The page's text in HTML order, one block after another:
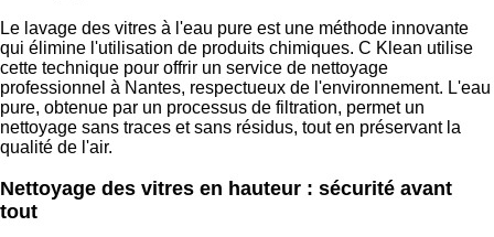
Le lavage des vitres à l'eau pure est une méthode innovante
qui élimine l'utilisation de produits chimiques. C Klean utilise
cette technique pour offrir un service de nettoyage
professionnel à Nantes, respectueux de l'environnement. L'eau
pure, obtenue par un processus de filtration, permet un
nettoyage sans traces et sans résidus, tout en préservant la
qualité de l'air.
Nettoyage des vitres en hauteur : sécurité avant
tout